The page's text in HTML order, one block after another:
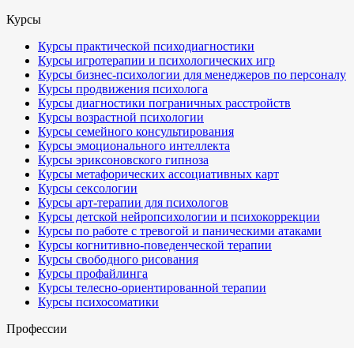
Курсы
Курсы практической психодиагностики
Курсы игротерапии и психологических игр
Курсы бизнес-психологии для менеджеров по персоналу
Курсы продвижения психолога
Курсы диагностики пограничных расстройств
Курсы возрастной психологии
Курсы семейного консультирования
Курсы эмоционального интеллекта
Курсы эриксоновского гипноза
Курсы метафорических ассоциативных карт
Курсы сексологии
Курсы арт-терапии для психологов
Курсы детской нейропсихологии и психокоррекции
Курсы по работе с тревогой и паническими атаками
Курсы когнитивно-поведенческой терапии
Курсы свободного рисования
Курсы профайлинга
Курсы телесно-ориентированной терапии
Курсы психосоматики
Профессии